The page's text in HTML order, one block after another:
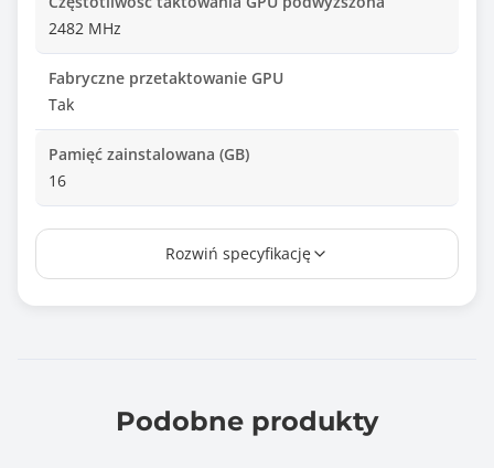
2482 MHz
Fabryczne przetaktowanie GPU
Tak
Pamięć zainstalowana (GB)
16
Typ pamięci
Interfejs pamięci
896.00 GB/s
Rozwiń specyfikację
Podobne produkty